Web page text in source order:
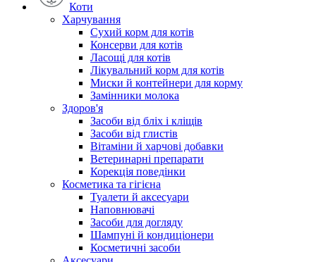
Коти
Харчування
Сухий корм для котів
Консерви для котів
Ласощі для котів
Лікувальний корм для котів
Миски й контейнери для корму
Замінники молока
Здоров'я
Засоби від бліх і кліщів
Засоби від глистів
Вітаміни й харчові добавки
Ветеринарні препарати
Корекція поведінки
Косметика та гігієна
Туалети й аксесуари
Наповнювачі
Засоби для догляду
Шампуні й кондиціонери
Косметичні засоби